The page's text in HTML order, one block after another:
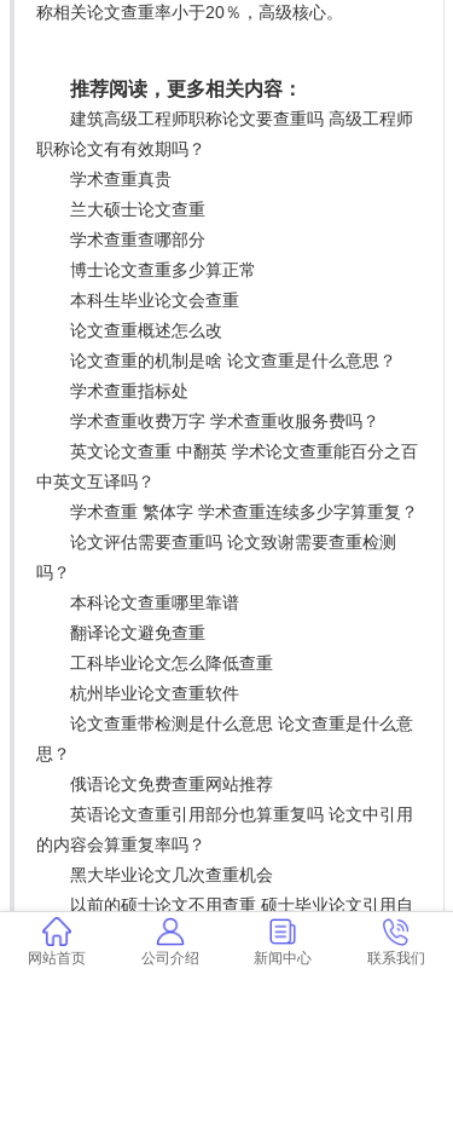
称相关论文查重率小于20％，高级核心。
推荐阅读，更多相关内容：
建筑高级工程师职称论文要查重吗 高级工程师
职称论文有有效期吗？
学术查重真贵
兰大硕士论文查重
学术查重查哪部分
博士论文查重多少算正常
本科生毕业论文会查重
论文查重概述怎么改
论文查重的机制是啥 论文查重是什么意思？
学术查重指标处
学术查重收费万字 学术查重收服务费吗？
英文论文查重 中翻英 学术论文查重能百分之百
中英文互译吗？
学术查重 繁体字 学术查重连续多少字算重复？
论文评估需要查重吗 论文致谢需要查重检测
吗？
本科论文查重哪里靠谱
翻译论文避免查重
工科毕业论文怎么降低查重
杭州毕业论文查重软件
论文查重带检测是什么意思 论文查重是什么意
思？
俄语论文免费查重网站推荐
英语论文查重引用部分也算重复吗 论文中引用
的内容会算重复率吗？
黑大毕业论文几次查重机会
以前的硕士论文不用查重 硕士毕业论文引用自
己已发表的论文查重会算重复吗？
维普官网查重和学术查重的重复率 维普和学术
网站首页 公司介绍 新闻中心 联系我们